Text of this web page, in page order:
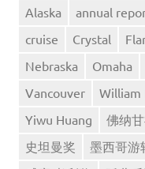
Alaska
annual
cruise
Crystal
Nebraska
Omaha
Vancouver
William
Yiwu Huang
佛纳
史坦曼奖
墨西哥游